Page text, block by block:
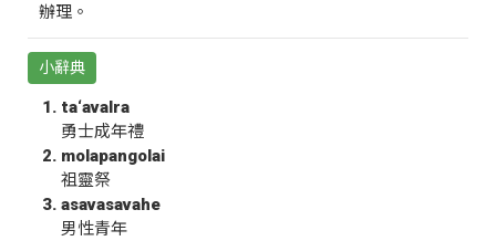
辦理。
小辭典
ta‘avalra
勇士成年禮
molapangolai
祖靈祭
asavasavahe
男性青年